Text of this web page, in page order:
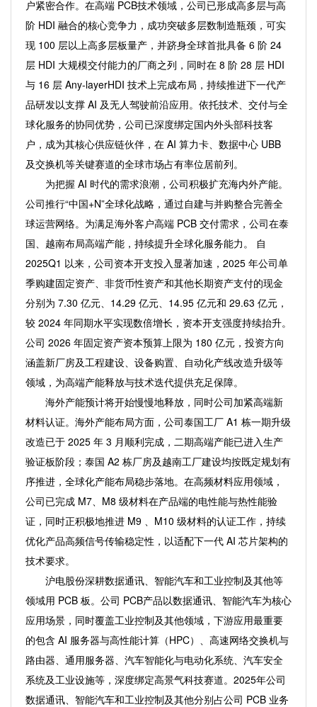
户紧密合作。在高端 PCB技术领域，公司已形成高多层与高
阶 HDI 融合的核心竞争力，成功突破多层数制造瓶颈，可实
现 100 层以上高多层板量产，并跻身全球首批具备 6 阶 24
层 HDI 大规模交付能力的厂商之列，同时在 8 阶 28 层 HDI
与 16 层 Any-layerHDI 技术上完成布局，持续推进下一代产
品研发以支撑 AI 及无人驾驶前沿应用。依托技术、交付与全
球化服务的协同优势，公司已深度绑定国内外头部科技客
户，成为其核心供应链伙伴，在 AI 算力卡、数据中心 UBB
及交换机等关键赛道的全球市场占有率位居前列。
为把握 AI 时代的需求浪潮，公司积极扩充海内外产能。
公司推行“中国+N”全球化战略，通过自建与并购整合完善全
球运营网络。为满足海外客户高端 PCB 交付需求，公司在泰
国、越南布局高端产能，持续提升全球化服务能力。 自
2025Q1 以来，公司资本开支投入显著加速，2025 年公司单
季购建固定资产、非货币性资产和其他长期资产支付的现金
分别为 7.30 亿元、14.29 亿元、14.95 亿元和 29.63 亿元，
较 2024 年同期水平实现数倍增长，资本开支强度持续抬升。
公司 2026 年固定资产资本预算上限为 180 亿元，投资方向
涵盖新厂房及工程建设、设备购置、自动化产线改造升级等
领域，为高端产能释放与技术迭代提供充足保障。
海外产能预计将开始慢慢地释放，同时公司加紧高端新
材料认证。海外产能布局方面，公司泰国工厂 A1 栋一期升级
改造已于 2025 年 3 月顺利完成，二期高端产能已进入生产
验证板阶段；泰国 A2 栋厂房及越南工厂建设均按既定规划有
序推进，全球化产能布局稳步落地。在高频材料应用领域，
公司已完成 M7、M8 级材料在产品端的电性能与热性能验
证，同时正积极地推进 M9 、M10 级材料的认证工作，持续
优化产品高频信号传输稳定性，以适配下一代 AI 芯片架构的
技术要求。
沪电股份深耕数据通讯、智能汽车和工业控制及其他等
领域用 PCB 板。公司 PCB产品以数据通讯、智能汽车为核心
应用场景，同时覆盖工业控制及其他领域，下游应用最重要
的包含 AI 服务器与高性能计算（HPC）、高速网络交换机与
路由器、通用服务器、汽车智能化与电动化系统、汽车安全
系统及工业设施等，深度绑定高景气科技赛道。2025年公司
数据通讯、智能汽车和工业控制及其他分别占公司 PCB 业务